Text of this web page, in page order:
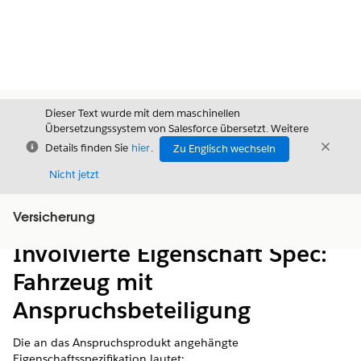
Schließen
Dieser Text wurde mit dem maschinellen
Übersetzungssystem von Salesforce übersetzt. Weitere
Details finden Sie hier.
Zu Englisch wechseln
Nicht jetzt
VersicherungInhalt anzeigen
Inhalt
Involvierte Eigenschaft Spec:
Fahrzeug mit
Anspruchsbeteiligung
Die an das Anspruchsprodukt angehängte